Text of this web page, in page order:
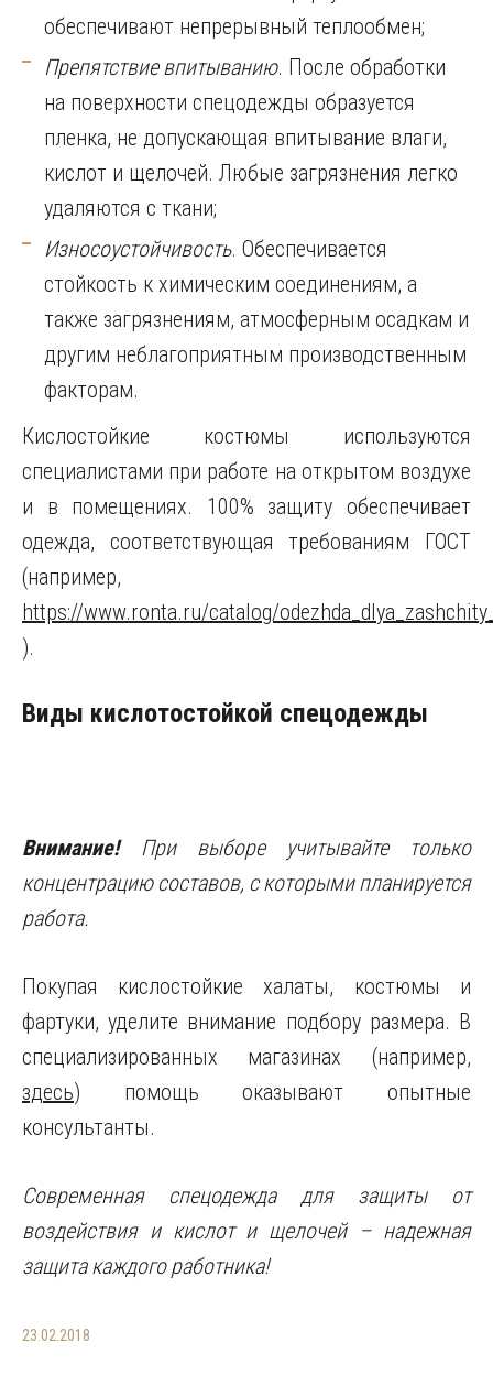
обеспечивают непрерывный теплообмен;
Препятствие впитыванию. После обработки
на поверхности спецодежды образуется
пленка, не допускающая впитывание влаги,
кислот и щелочей. Любые загрязнения легко
удаляются с ткани;
Износоустойчивость. Обеспечивается
стойкость к химическим соединениям, а
также загрязнениям, атмосферным осадкам и
другим неблагоприятным производственным
факторам.
Кислостойкие костюмы используются
специалистами при работе на открытом воздухе
и в помещениях. 100% защиту обеспечивает
одежда, соответствующая требованиям ГОСТ
(например,
https://www.ronta.ru/catalog/
).
Виды кислотостойкой спецодежды
Внимание!
При выборе учитывайте только
концентрацию составов, с которыми планируется
работа.
Покупая кислостойкие халаты, костюмы и
фартуки, уделите внимание подбору размера. В
специализированных магазинах (например,
здесь) помощь оказывают опытные
консультанты.
Современная спецодежда для защиты от
воздействия и кислот и щелочей – надежная
защита каждого работника!
23.02.2018